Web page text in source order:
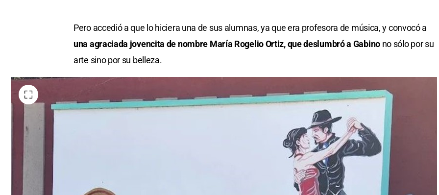
Pero accedió a que lo hiciera una de sus alumnas, ya que era profesora de música, y convocó a
una agraciada jovencita de nombre María Rogelio Ortiz, que deslumbró a Gabinono sólo por su
arte sino por su belleza.